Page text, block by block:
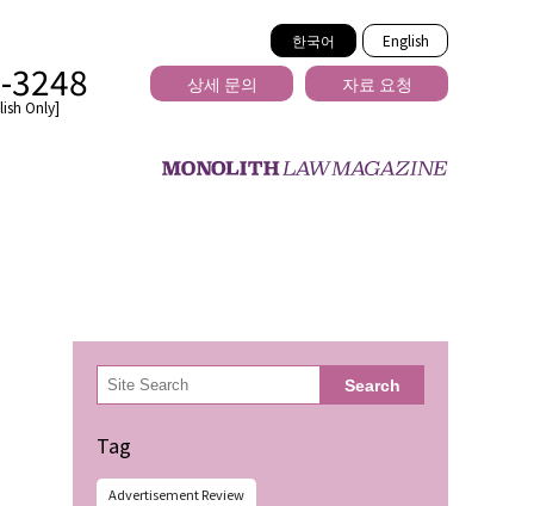
한국어 English
3248
Only]
상세 문의 자료 요청
検
索 Search
Tag
Advertisement Review